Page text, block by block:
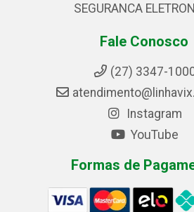
SEGURANCA
Fale Conosco
(27) 3347-
Instagram
YouTube
Formas de